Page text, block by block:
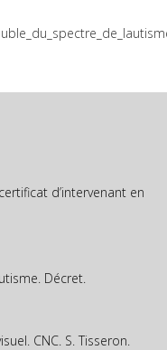
d’intervenant en
Décret.
CNC. S. Tisseron.